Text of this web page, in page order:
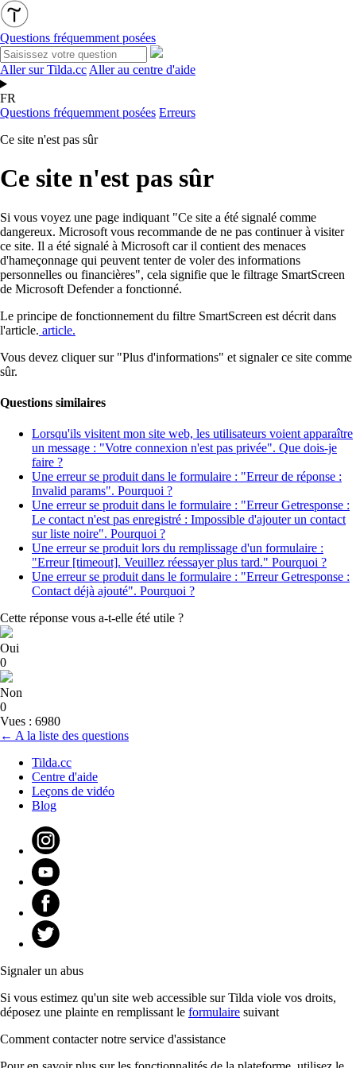
Questions fréquemment posées
Aller sur Tilda.cc Aller au centre d'aide
FR
Questions fréquemment posées Erreurs
Ce site n'est pas sûr
Ce site n'est pas sûr
Si vous voyez une page indiquant "Ce site a été signalé comme
dangereux. Microsoft vous recommande de ne pas continuer à visiter
ce site. Il a été signalé à Microsoft car il contient des menaces
d'hameçonnage qui peuvent tenter de voler des informations
personnelles ou financières", cela signifie que le filtrage SmartScreen
de Microsoft Defender a fonctionné.
Le principe de fonctionnement du filtre SmartScreen est décrit dans
l'article. article.
Vous devez cliquer sur "Plus d'informations" et signaler ce site comme
sûr.
Questions similaires
Lorsqu'ils visitent mon site web, les utilisateurs voient apparaître
un message : "Votre connexion n'est pas privée". Que dois-je
faire ?
Une erreur se produit dans le formulaire : "Erreur de réponse :
Invalid params". Pourquoi ?
Une erreur se produit dans le formulaire : "Erreur Getresponse :
Le contact n'est pas enregistré : Impossible d'ajouter un contact
sur liste noire". Pourquoi ?
Une erreur se produit lors du remplissage d'un formulaire :
"Erreur [timeout]. Veuillez réessayer plus tard." Pourquoi ?
Une erreur se produit dans le formulaire : "Erreur Getresponse :
Contact déjà ajouté". Pourquoi ?
Cette réponse vous a-t-elle été utile ?
Oui
0
Non
0
Vues : 6980
← A la liste des questions
Tilda.cc
Centre d'aide
Leçons de vidéo
Blog
Signaler un abus
Si vous estimez qu'un site web accessible sur Tilda viole vos droits,
déposez une plainte en remplissant le formulaire suivant
Comment contacter notre service d'assistance